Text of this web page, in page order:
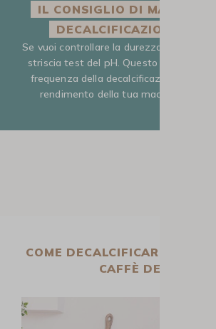
IL CONSIGLIO DI
DECALCIFICAZIONE PIÙ
Se vuoi controllare la durezza della tua
striscia test del pH. Questo ti
frequenza della decalcificazione e
rendimento della tua macchina da
COME DECALCIFICARE UNA
CAFFÈ DE’LONGHI?